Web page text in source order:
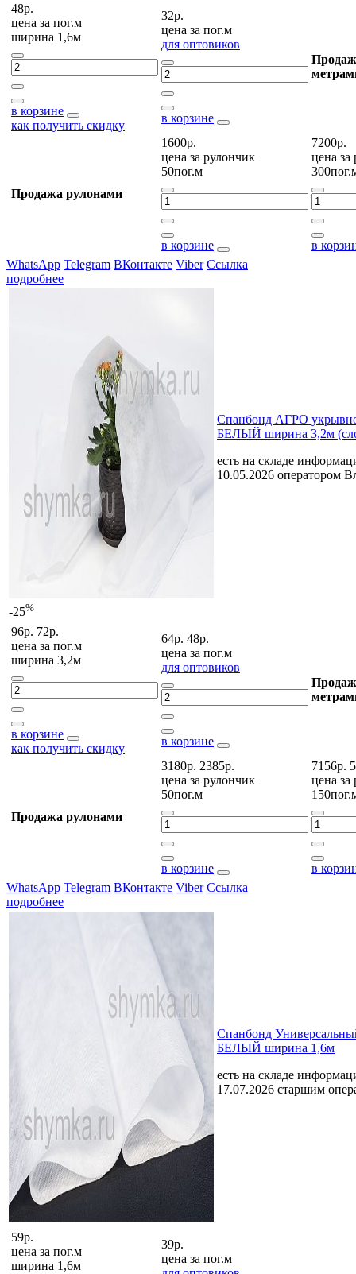
48р.
цена за пог.м
ширина 1,6м
в корзине
как получить скидку
32р.
цена за пог.м
для оптовиков
в корзине
Продажа рулонами
1600р.
цена за рулончик
50пог.м
в корзине
7200р.
цена за
в
WhatsApp Telegram ВКонтакте Viber Ссылка
подробнее
-25%
Спанбонд АГРО
БЕЛЫЙ ширина 3,2м
есть на складе
10.05.2026 оператором
96р. 72р.
цена за пог.м
ширина 3,2м
в корзине
как получить скидку
64р. 48р.
цена за пог.м
для оптовиков
в корзине
Продажа рулонами
3180р. 2385р.
цена за рулончик
50пог.м
в корзине
7156р.
цена за
в
WhatsApp Telegram ВКонтакте Viber Ссылка
подробнее
Спанбонд
БЕЛЫЙ ширина 1,6м
есть на складе
17.07.2026 старшим
59р.
цена за пог.м
ширина 1,6м
39р.
цена за пог.м